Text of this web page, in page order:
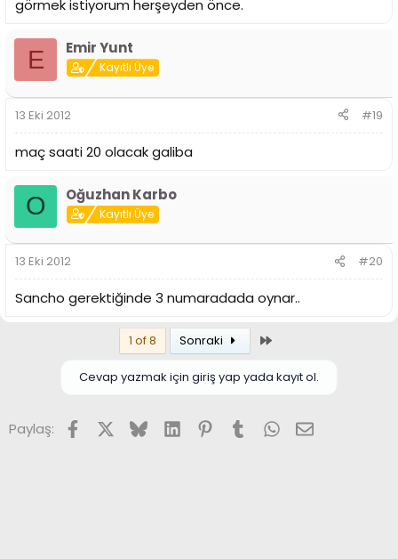
görmek istiyorum herşeyden önce.
E Emir Yunt
Kayıtlı Üye
13 Eki 2012 #19
maç saati 20 olacak galiba
O Oğuzhan Karbo
Kayıtlı Üye
13 Eki 2012 #20
Sancho gerektiğinde 3 numaradada oynar..
1 of 8 Sonraki
Cevap yazmak için giriş yap yada kayıt ol.
Paylaş: FacebookX (Twitter)
BlueskyLinkedInPinterest
TumblrWhatsApp
E-posta